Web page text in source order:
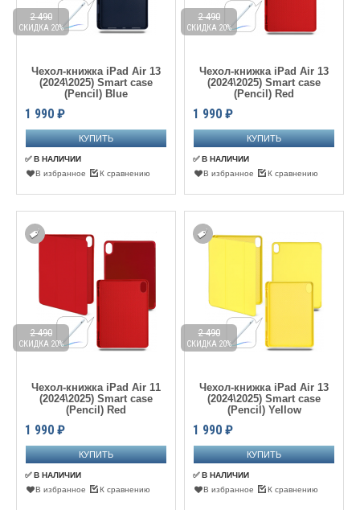
Чехол-книжка iPad Air 13
(2024\2025) Smart case
(Pencil) Blue
1 990 ₽
2 490
СКИДКА 20%
✅ В НАЛИЧИИ
В избранное
К сравнению
Чехол-книжка iPad Air 13
(2024\2025) Smart case
(Pencil) Red
1 990 ₽
2 490
СКИДКА 20%
✅ В НАЛИЧИИ
В избранное
К сравнению
Чехол-книжка iPad Air 11
(2024\2025) Smart case
(Pencil) Red
1 990 ₽
2 490
СКИДКА 20%
✅ В НАЛИЧИИ
В избранное
К сравнению
Чехол-книжка iPad Air 13
(2024\2025) Smart case
(Pencil) Yellow
1 990 ₽
2 490
СКИДКА 20%
✅ В НАЛИЧИИ
В избранное
К сравнению